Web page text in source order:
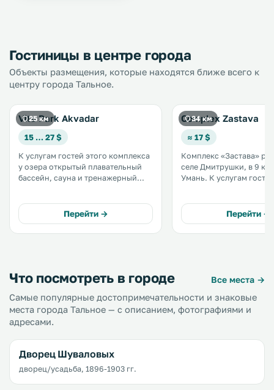
Гостиницы в центре города
Объекты размещения, которые находятся ближе всего к
центру города Тальное.
25 км
Vita Park Akvadar
15 … 27 $
К услугам гостей этого комплекса
у озера открытый плавательный
бассейн, сауна и тренажерный
рядом с частным пляжем на
окраине города Маньковка. .
Перейти →
34 км
Complex Zastava
≈ 17 $
Комплекс «Застава»
селе Дмитрушки, в 9 км
Умань. К услугам гостей
бесплатная частная
территории. .
Перейти →
Что посмотреть в городе
Все места →
Самые популярные достопримечательности и знаковые
места города Тальное — с описанием, фотографиями и
адресами.
Дворец Шуваловых
дворец/усадьба, 1896-1903 гг.